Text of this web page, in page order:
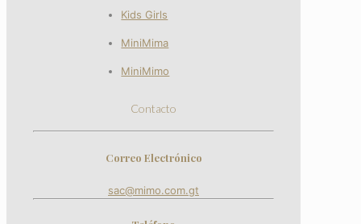
Kids Girls
MiniMima
MiniMimo
Contacto
Correo Electrónico
sac@mimo.com.gt